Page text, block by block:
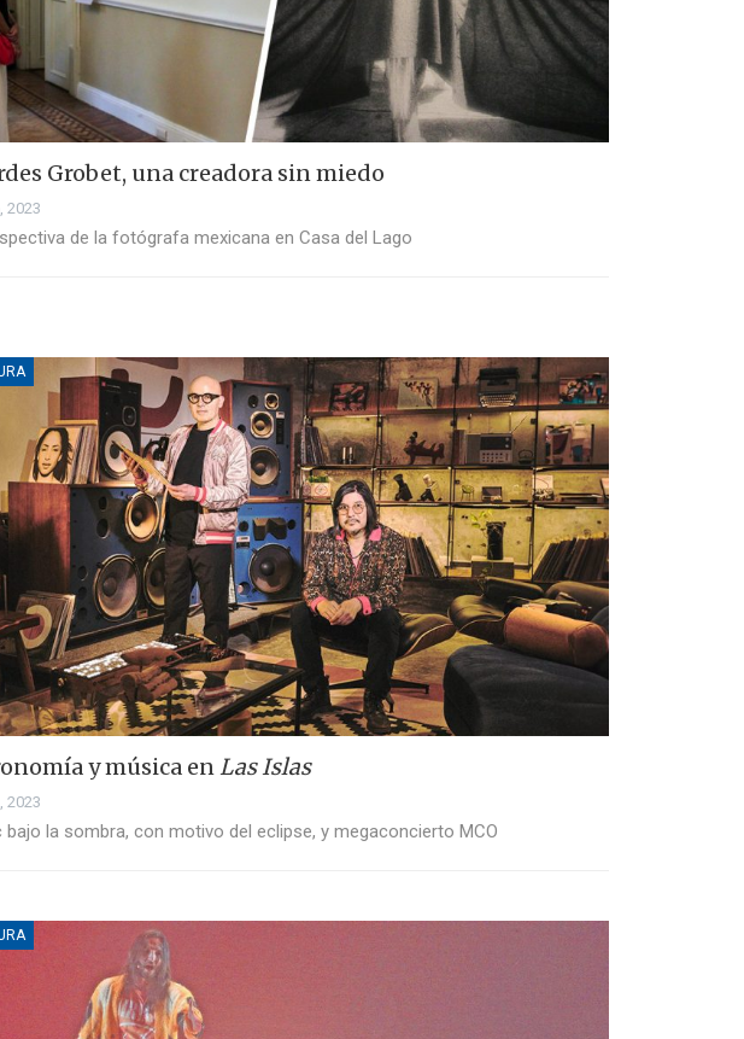
Grobet, una creadora sin miedo
2023
de la fotógrafa mexicana en Casa del Lago
y música enLas Islas
2023
bajo la sombra, con motivo del eclipse, y megaconcierto MCO